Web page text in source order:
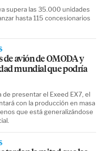
supera las 35.000 unidades
hasta 115 concesionarios
de avión de OMODA y
mundial que podría
de presentar el Exeed EX7, el
con la producción en masa
que está generalizándose